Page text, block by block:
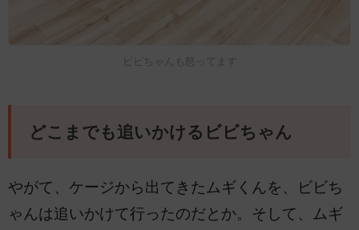
ビビちゃんも怒ってます
どこまでも追いかけるビビちゃん
やがて、ケージから出てきたムギくんを、ビビち
ゃんは追いかけて行ったのだとか。そして、ムギ